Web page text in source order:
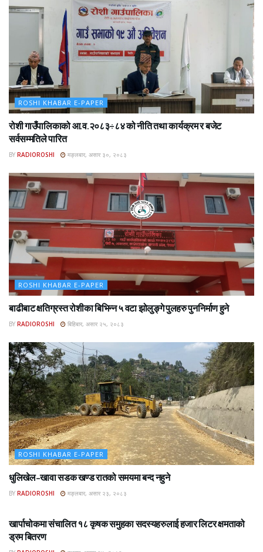
ROSHI KHABAR E-PAPER
रोशी गाउँपालिकाको आ.व.२०८३÷८४ को नीति तथा कार्यक्रम र बजेट
सर्वसम्मतिले पारित
BY RADIOROSHI मङ्लबार, असार ३०, २०८३
ROSHI KHABAR E-PAPER
बाढीबाट क्षतिग्रस्त रोशीका बिभिन्न ५ वटा झोलुङ्गे पुलहरु पुननिर्माण हुने
BY RADIOROSHI बिहिबार, असार २५, २०८३
ROSHI KHABAR E-PAPER
धुलिखेल–खावा सडक खण्ड रातको समयमा बन्द नहुने
BY RADIOROSHI मङ्लबार, असार २३, २०८३
खार्पाचोकमा संचालित १८ कृषक समुहका सदस्यहरुलाई हजार लिटर क्षमताको
ड्रम बितरण